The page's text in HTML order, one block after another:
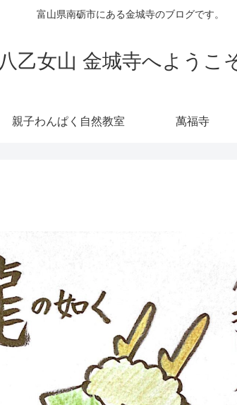
富山県南砺市にある金城寺のブログです。
八乙女山 金城寺へようこ
親子わんぱく自然教室 萬福寺